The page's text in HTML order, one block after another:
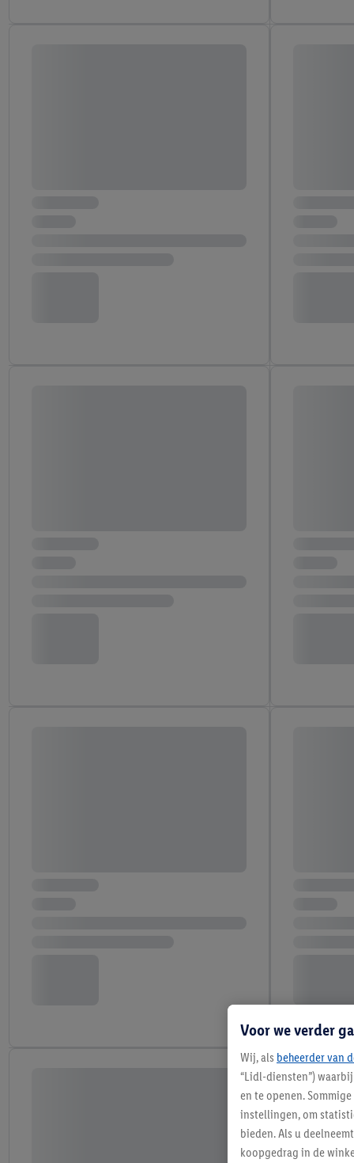
Voor we verder
Wij, als beheerder van
“Lidl-diensten”)
en te openen.
instellingen, om
bieden. Als u
koopgedrag in de